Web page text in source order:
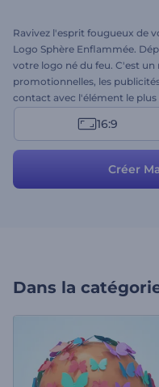
Ravivez l'esprit fougueux de
Logo Sphère Enflammée.
votre logo né du feu. C'est
promotionnelles, les
contact avec l'élément le plus
cette animation éblouissante
16:9
Créer
Dans la